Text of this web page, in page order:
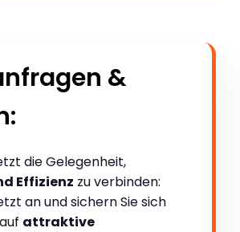
&
die Gelegenheit,
Effizienz zu verbinden:
an und sichern Sie sich
attraktive